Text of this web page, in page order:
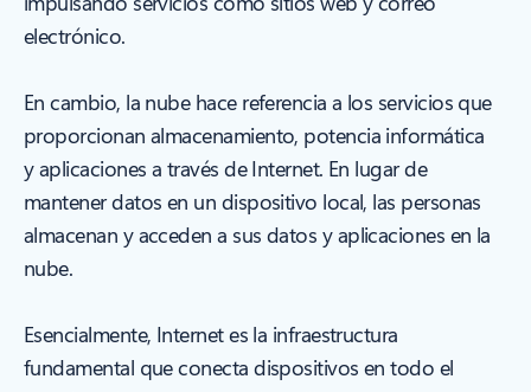
electrónico.
En cambio, la nube hace referencia a los servicios que
proporcionan almacenamiento, potencia informática
y aplicaciones a través de Internet. En lugar de
mantener datos en un dispositivo local, las personas
almacenan y acceden a sus datos y aplicaciones en la
nube.
Esencialmente, Internet es la infraestructura
fundamental que conecta dispositivos en todo el